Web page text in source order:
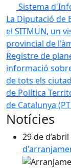
Sistema
La Diputació de
el SITMUN, un
provincial de
Registre de
informació
de tots els
de Política
de Catalunya
Notícies
29 de